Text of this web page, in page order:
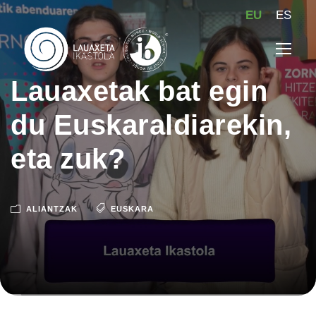
EU ES
Lauaxetak bat egin
du Euskaraldiarekin,
eta zuk?
ALIANTZAK EUSKARA